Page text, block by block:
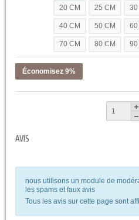
20 CM 25 CM 30
40 CM 50 CM 60
70 CM 80 CM 90
Économisez 9%
AVIS
nous utilisons un module de
les spams et faux avis
Tous les avis sur cette page sont